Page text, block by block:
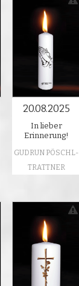
20.08.2025
In lieber
Erinnerung!
GUDRUN PÖSCHL-
TRATTNER